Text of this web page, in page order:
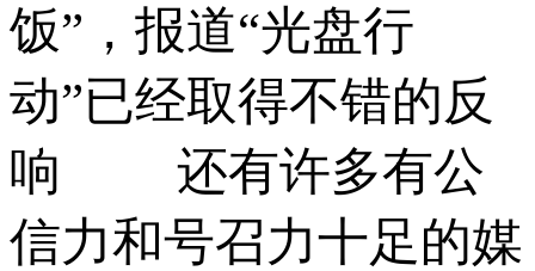
饭”，报道“光盘行
动”已经取得不错的反
响 还有许多有公
信力和号召力十足的媒